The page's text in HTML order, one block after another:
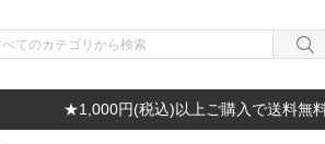
★1,000円(税込)以上ご購入で送料